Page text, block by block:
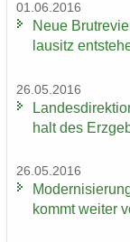
01.06.2016
Neue
lau­sitz
26.05.2016
halt des
26.05.2016
kommt wei­ter